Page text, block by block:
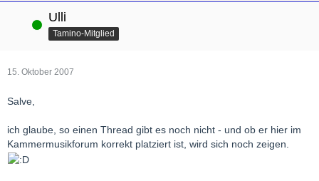
Online Ulli
Tamino-Mitglied
15. Oktober 2007
Salve,
ich glaube, so einen Thread gibt es noch nicht - und ob er hier im
Kammermusikforum korrekt platziert ist, wird sich noch zeigen.